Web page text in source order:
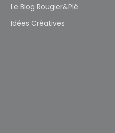
Le Blog Rougier&Plé
Idées Créatives